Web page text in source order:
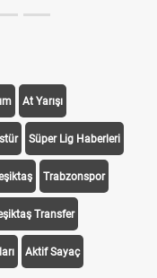
At Yarışı
Süper Lig Haberleri
Trabzonspor
Transfer
Aktif Sayaç